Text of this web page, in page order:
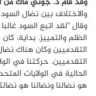
والاختلاف بين نضال
وقال "لقد اتبع السود
الظلم والتمييز. بداية،
التقدميين وكان هناك
التقدميين. حركتنا في
الحالية في الولايات
هو نضالنا ونضالنا هو